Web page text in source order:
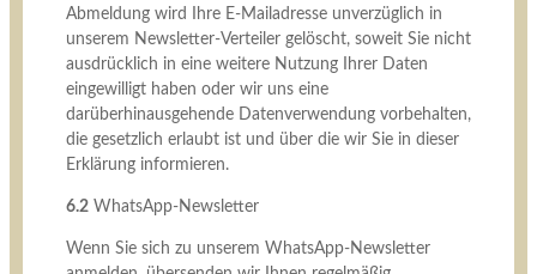
Abmeldung wird Ihre E-Mailadresse unverzüglich in
unserem Newsletter-Verteiler gelöscht, soweit Sie nicht
ausdrücklich in eine weitere Nutzung Ihrer Daten
eingewilligt haben oder wir uns eine
darüberhinausgehende Datenverwendung vorbehalten,
die gesetzlich erlaubt ist und über die wir Sie in dieser
Erklärung informieren.
6.2WhatsApp-Newsletter
Wenn Sie sich zu unserem WhatsApp-Newsletter